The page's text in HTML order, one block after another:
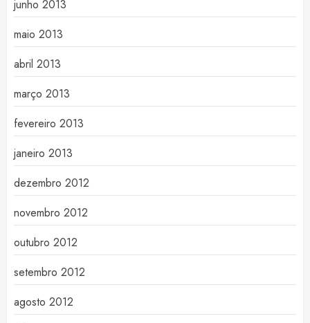
junho 2013
maio 2013
abril 2013
março 2013
fevereiro 2013
janeiro 2013
dezembro 2012
novembro 2012
outubro 2012
setembro 2012
agosto 2012